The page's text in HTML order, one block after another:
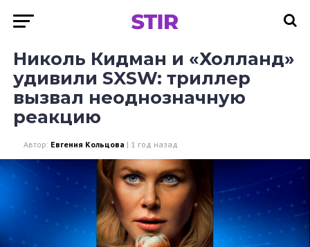
Николь Кидман и «Холланд»
удивили SXSW: триллер
вызвал неоднозначную
реакцию
Автор: Евгения Кольцова | 1 год назад